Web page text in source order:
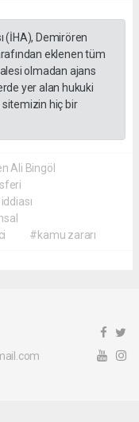
(İHA), Demirören
eklenen tüm
olmadan ajans
yer alan hukuki
hiç bir
Ali Bingöl
#kamu zararı